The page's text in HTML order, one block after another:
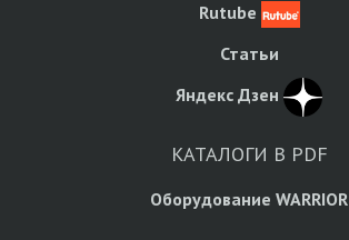
Rutube
Статьи
Яндекс Дзен
КАТАЛОГИ В PDF
Оборудование WARRIOR